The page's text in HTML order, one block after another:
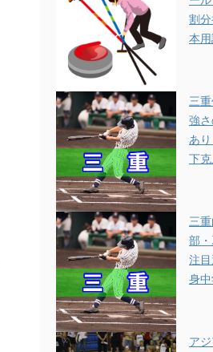
割
本
三
強
あ
下克
三
部
注
身中
ア